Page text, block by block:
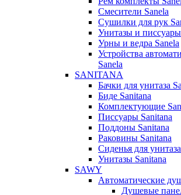
Смесители Sanela
Сушилки для рук
Унитазы и писсуары
Урны и ведра Sanela
Устройства
Sanela
SANITANA
Бачки для унитаза
Биде Sanitana
Комплектующие
Писсуары Sanitana
Поддоны Sanitana
Раковины Sanitana
Сиденья для
Унитазы Sanitana
SAWY
Автоматические
Душевые